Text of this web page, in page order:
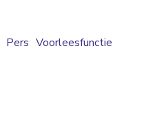
Pers Voorleesfunctie